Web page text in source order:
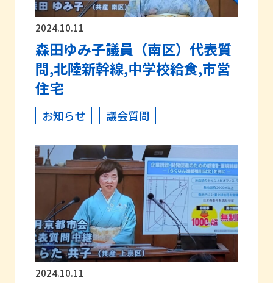
2024.10.11
森田ゆみ子議員（南区）代表質
問,北陸新幹線,中学校給食,市営
住宅
お知らせ 議会質問
2024.10.11